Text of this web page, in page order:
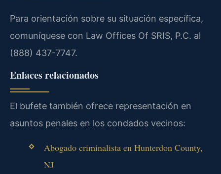
Para orientación sobre su situación específica,
comuníquese con Law Offices Of SRIS, P.C. al
(888) 437-7747.
Enlaces relacionados
El bufete también ofrece representación en
asuntos penales en los condados vecinos:
Abogado criminalista en Hunterdon County,
NJ